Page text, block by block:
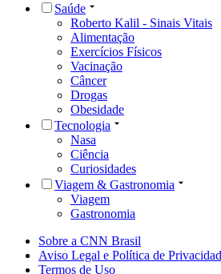
Saúde
Roberto Kalil - Sinais Vitais
Alimentação
Exercícios Físicos
Vacinação
Câncer
Drogas
Obesidade
Tecnologia
Nasa
Ciência
Curiosidades
Viagem & Gastronomia
Viagem
Gastronomia
Sobre a CNN Brasil
Aviso Legal e Política de
Termos de Uso